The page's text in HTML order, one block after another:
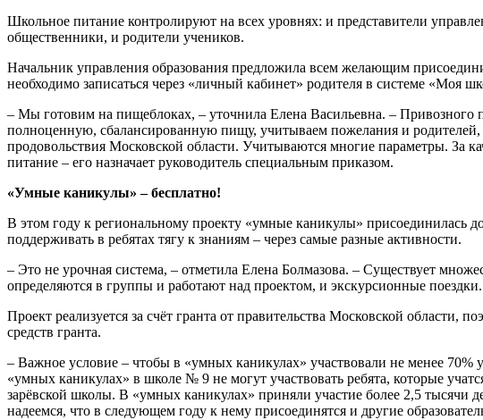
Школьное питание контролируют на всех уровнях: и представители
общественники, и родители учеников.
Начальник управления образования предложила всем желающим
необходимо записаться через «личный кабинет» родителя в системе «Моя
– Мы готовим на пищеблоках, – уточнила Елена Васильевна. –
полноценную, сбалансированную пищу, учитываем пожелания и родителей,
продовольствия Московской области. Учитываются многие параметры. За
питание – его назначает руководитель специальным приказом.
«Умные каникулы» – бесплатно!
В этом году к региональному проекту «умные каникулы» присоединилась
поддерживать в ребятах тягу к знаниям – через самые разные активности.
– Это не урочная система, – отметила Елена Болмазова. – Существует
определяются в группы и работают над проектом, и экскурсионные
Проект реализуется за счёт гранта от правительства Московской области,
средств гранта.
– Важное условие – чтобы в «умных каникулах» участвовали не менее
«умных каникулах» в школе № 9 не могут участвовать ребята, которые
зарёвской школы. В «умных каникулах» приняли участие более 2,5 тысячи
надеемся, что в следующем году к нему присоединятся и другие